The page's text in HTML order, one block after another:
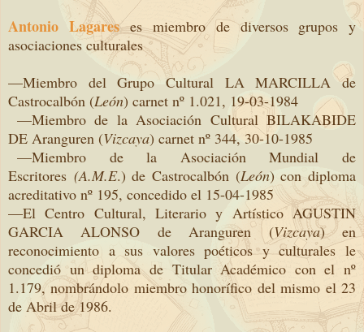
Antonio Lagareses miembro de diversos grupos y
asociaciones culturales
—Miembro del Grupo Cultural LA MARCILLA de
Castrocalbón (León) carnet nº 1.021, 19-03-1984
—Miembro de la Asociación Cultural BILAKABIDE
DE Aranguren (Vizcaya) carnet nº 344, 30-10-1985
—Miembro de la Asociación Mundial de
Escritores (A.M.E.) de Castrocalbón (León) con diploma
acreditativo nº 195, concedido el 15-04-1985
—El Centro Cultural, Literario y Artístico AGUSTIN
GARCIA ALONSO de Aranguren (Vizcaya) en
reconocimiento a sus valores poéticos y culturales le
concedió un diploma de Titular Académico con el nº
1.179, nombrándolo miembro honorífico del mismo el 23
de Abril de 1986.